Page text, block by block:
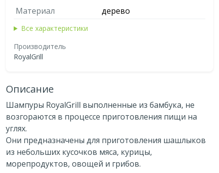
Материал
дерево
Все характеристики
Производитель
RoyalGrill
Описание
Шампуры RoyalGrill выполненные из бамбука, не
возгораются в процессе приготовления пищи на
углях.
Они предназначены для приготовления шашлыков
из небольших кусочков мяса, курицы,
морепродуктов, овощей и грибов.